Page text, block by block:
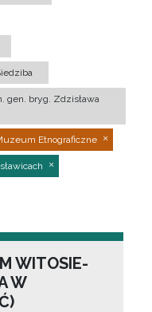
gen. bryg. Zdzisława
Etnograficzne
WITOSIE-
W